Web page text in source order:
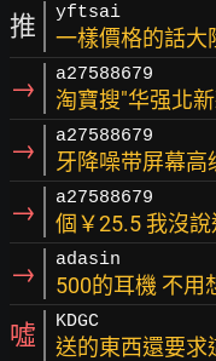
推 yftsai
一樣價格的話大
→ a27588679
淘寶搜"华强北
→ a27588679
牙降噪带屏幕
→ a27588679
個￥25.5 我沒
→ adasin
500的耳機 不用
噓 KDGC
送的東西還要求